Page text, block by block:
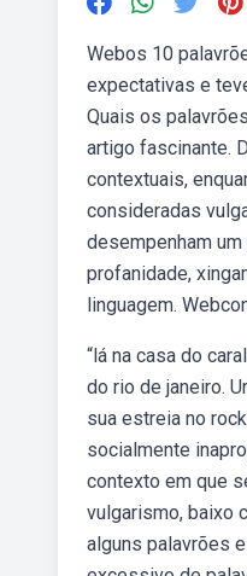
Webos 10
expectativas e
Quais os
artigo fascinante.
contextuais,
consideradas
desempenham
profanidade,
linguagem.
“lá na casa do
do rio de janeiro.
sua estreia no
socialmente
contexto em que
vulgarismo, baixo
alguns palavrões